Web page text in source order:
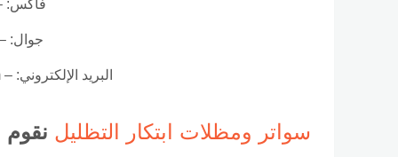
فاكس: –
جوال: –
البريد الإلكتروني: – apetkar.sa@hotmail.com
سواتر ومظلات ابتكار التظليل نقوم